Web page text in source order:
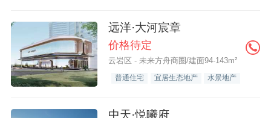
远洋·大河宸章
价格待定
云岩区 - 未来方舟商圈/建面94-143m²
普通住宅 宜居生态地产 水景地产
中天·悦曦府